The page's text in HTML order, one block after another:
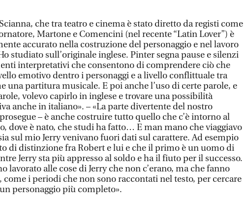
che tra teatro e cinema è stato diretto da registi come
Martone e Comencini (nel recente “Latin Lover”) è
accurato nella costruzione del personaggio e nel lavoro
studiato sull’originale inglese. Pinter segna pause e silenzi
interpretativi che consentono di comprendere ciò che
emotivo dentro i personaggi e a livello conflittuale tra
una partitura musicale. E poi anche l’uso di certe parole, e
volevo capirlo in inglese e trovare una possibilità
anche in italiano». – «La parte divertente del nostro
– è anche costruire tutto quello che c’è intorno al
dove è nato, che studi ha fatto… E man mano che viaggiavo
sul mio Jerry venivano fuori dati sul carattere. Ad esempio
di distinzione fra Robert e lui e che il primo è un uomo di
Jerry sta più appresso al soldo e ha il fiuto per il successo.
lavorato alle cose di Jerry che non c’erano, ma che fanno
come i periodi che non sono raccontati nel testo, per cercare
personaggio più completo».